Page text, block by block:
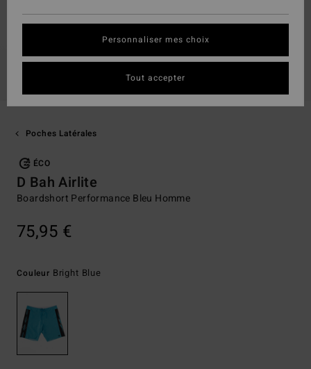
Poches Latérales
ÉCO
D Bah Airlite
Boardshort Performance Bleu Homme
75,95 €
Couleur Bright Blue
Personnaliser mes choix
Tout accepter